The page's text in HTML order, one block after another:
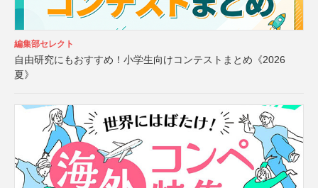
編集部セレクト
自由研究にもおすすめ！小学生向けコンテストまとめ《2026
夏》